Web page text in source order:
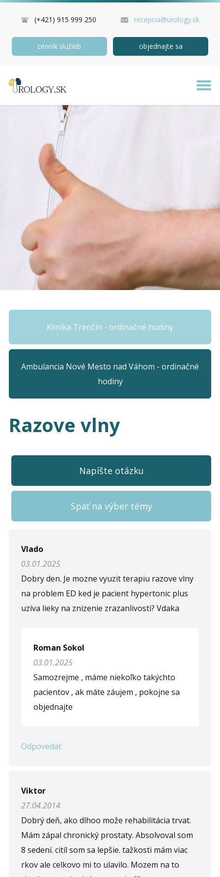
(+421) 915 999 250 recepcia@urology.sk
cenník služieb objednajte sa
Klinika Trenčín - ordinačné hodiny
Ambulancia Nové Mesto nad Váhom - ordinačné
hodiny
Razove vlny
Napíšte otázku
Späť na výber témy
Napíšte otázku
Meno (*)
Komentár (*)
Opíšte prvé 4 písmená zo slova " prostata
Vlado
03.01.2025
Dobry den. Je mozne vyuzit terapiu razove vlny
na problem ED ked je pacient hypertonic plus
uziva lieky na znizenie zrazanlivosti? Vdaka
Roman Sokol
03.01.2025
Samozrejme , máme niekoľko takýchto
pacientov , ak máte záujem , pokojne sa
objednajte
Odpovedať
Viktor
27.04.2014
Dobrý deň, ako dlhoo može rehabilitácia trvat.
Mám zápal chronický prostaty. Absolvoval som
8 sedení. citíl som sa lepšie. tažkosti mám viac
rkov ale celkovo mi to ulavilo. Mozem na to